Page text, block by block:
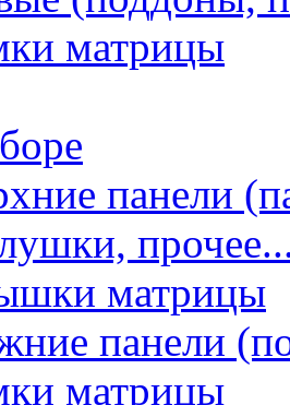
матрицы
панели
матрицы
панели
матрицы